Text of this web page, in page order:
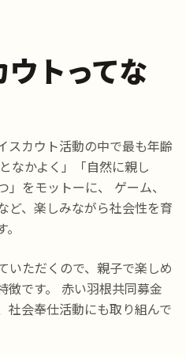
ウトってな
スカウト活動の中で最も年齢
なかよく」「自然に親し
をモットーに、 ゲーム、
ど、楽しみながら社会性を育
いただくので、親子で楽しめ
徴です。 赤い羽根共同募金
社会奉仕活動にも取り組んで